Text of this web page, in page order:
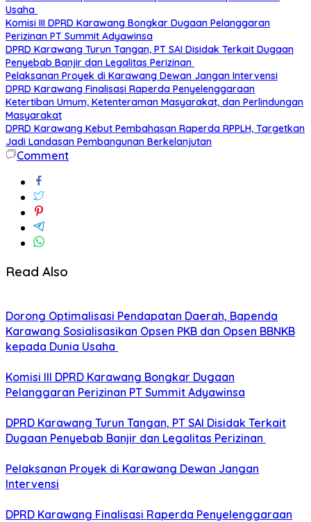
Usaha
Komisi III DPRD Karawang Bongkar Dugaan Pelanggaran
Perizinan PT Summit Adyawinsa
DPRD Karawang Turun Tangan, PT SAI Disidak Terkait Dugaan
Penyebab Banjir dan Legalitas Perizinan
Pelaksanan Proyek di Karawang Dewan Jangan Intervensi
DPRD Karawang Finalisasi Raperda Penyelenggaraan
Ketertiban Umum, Ketenteraman Masyarakat, dan Perlindungan
Masyarakat
DPRD Karawang Kebut Pembahasan Raperda RPPLH, Targetkan
Jadi Landasan Pembangunan Berkelanjutan
Comment
Read Also
Dorong Optimalisasi Pendapatan Daerah, Bapenda
Karawang Sosialisasikan Opsen PKB dan Opsen BBNKB
kepada Dunia Usaha
Komisi III DPRD Karawang Bongkar Dugaan
Pelanggaran Perizinan PT Summit Adyawinsa
DPRD Karawang Turun Tangan, PT SAI Disidak Terkait
Dugaan Penyebab Banjir dan Legalitas Perizinan
Pelaksanan Proyek di Karawang Dewan Jangan
Intervensi
DPRD Karawang Finalisasi Raperda Penyelenggaraan